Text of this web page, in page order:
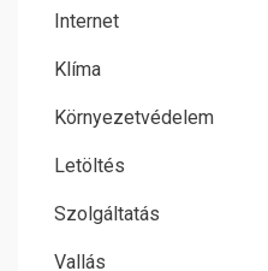
Internet
Klíma
Környezetvédelem
Letöltés
Szolgáltatás
Vallás